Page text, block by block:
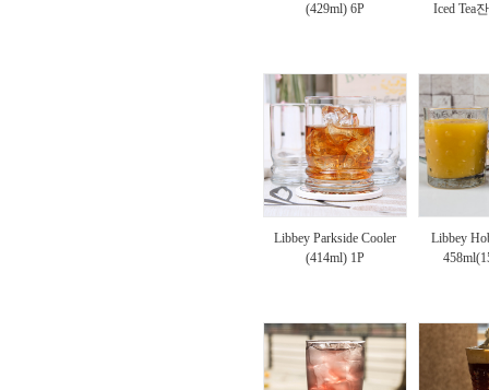
(429ml) 6P
Iced Tea
Libbey Parkside Cooler
(414ml) 1P
Libbey